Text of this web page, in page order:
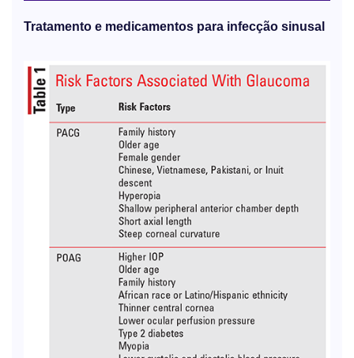
Tratamento e medicamentos para infecção sinusal